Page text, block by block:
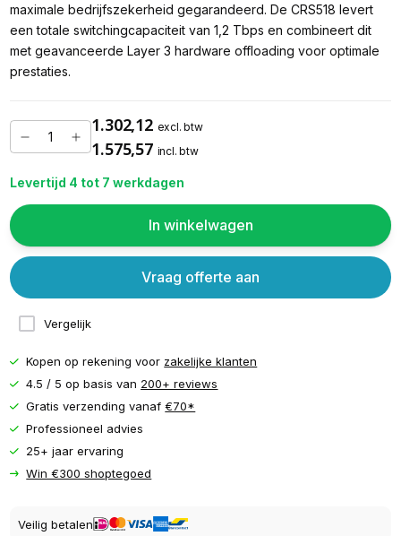
maximale bedrijfszekerheid gegarandeerd. De CRS518 levert
een totale switchingcapaciteit van 1,2 Tbps en combineert dit
met geavanceerde Layer 3 hardware offloading voor optimale
prestaties.
1.302,12 excl. btw
1.575,57 incl. btw
Levertijd 4 tot 7 werkdagen
In winkelwagen
Vergelijk
Vraag offerte aan
Kopen op rekening voor zakelijke klanten
4.5 / 5 op basis van 200+ reviews
Gratis verzending vanaf€70*
Professioneel advies
25+ jaar ervaring
Win €300 shoptegoed
Veilig betalen